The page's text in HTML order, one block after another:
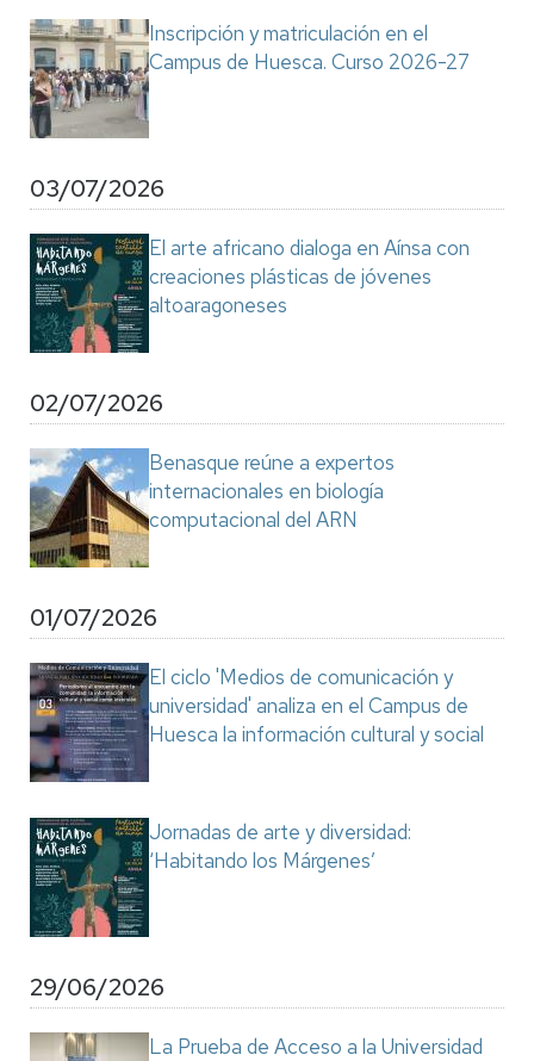
Inscripción y matriculación en el
Campus de Huesca. Curso 2026-27
03/07/2026
El arte africano dialoga en Aínsa con
creaciones plásticas de jóvenes
altoaragoneses
02/07/2026
Benasque reúne a expertos
internacionales en biología
computacional del ARN
01/07/2026
El ciclo 'Medios de comunicación y
universidad' analiza en el Campus de
Huesca la información cultural y social
Jornadas de arte y diversidad:
‘Habitando los Márgenes’
29/06/2026
La Prueba de Acceso a la Universidad